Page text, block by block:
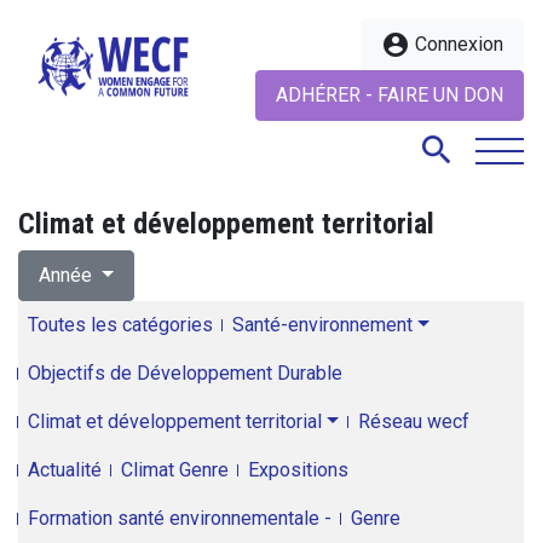
account_circle Connexion
ADHÉRER - FAIRE UN DON
search
Climat et développement territorial
Année
Toutes les catégories Santé-environnement
Objectifs de Développement Durable
Climat et développement territorial Réseau wecf
Actualité Climat Genre Expositions
Formation santé environnementale - Genre